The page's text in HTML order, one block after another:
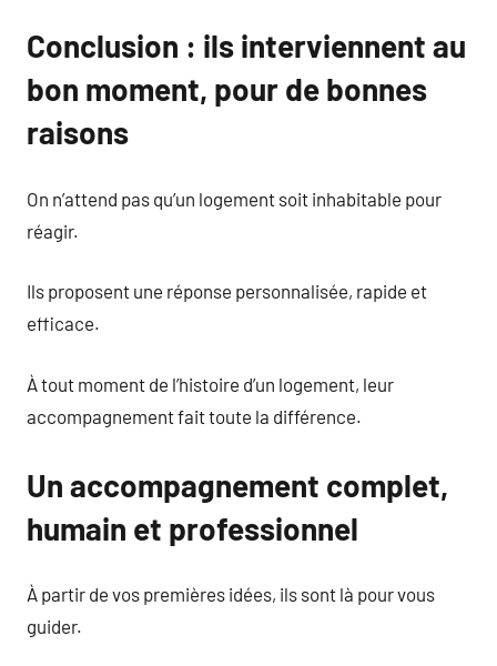
Conclusion : ils interviennent au
bon moment, pour de bonnes
raisons
On n’attend pas qu’un logement soit inhabitable pour
réagir.
Ils proposent une réponse personnalisée, rapide et
efficace.
À tout moment de l’histoire d’un logement, leur
accompagnement fait toute la différence.
Un accompagnement complet,
humain et professionnel
À partir de vos premières idées, ils sont là pour vous
guider.